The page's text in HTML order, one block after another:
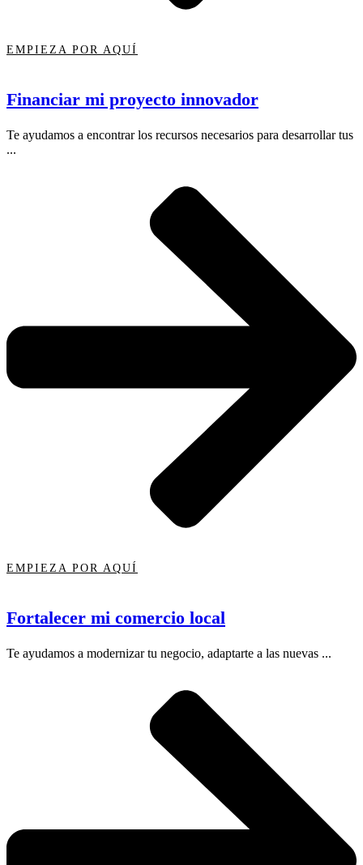
EMPIEZA POR AQUÍ
Financiar mi proyecto innovador
Te ayudamos a encontrar los recursos necesarios para desarrollar tus
...
EMPIEZA POR AQUÍ
Fortalecer mi comercio local
Te ayudamos a modernizar tu negocio, adaptarte a las nuevas ...